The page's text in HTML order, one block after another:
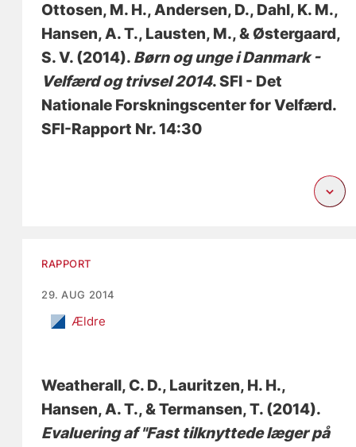
Ottosen, M. H., Andersen, D., Dahl, K. M.,
Hansen, A. T., Lausten, M., & Østergaard,
S. V. (2014). Børn og unge i Danmark -
Velfærd og trivsel 2014. SFI - Det
Nationale Forskningscenter for Velfærd.
SFI-Rapport Nr. 14:30
RAPPORT
29. AUG 2014
Ældre
Weatherall, C. D., Lauritzen, H. H.,
Hansen, A. T., & Termansen, T. (2014).
Evaluering af "Fast tilknyttede læger på